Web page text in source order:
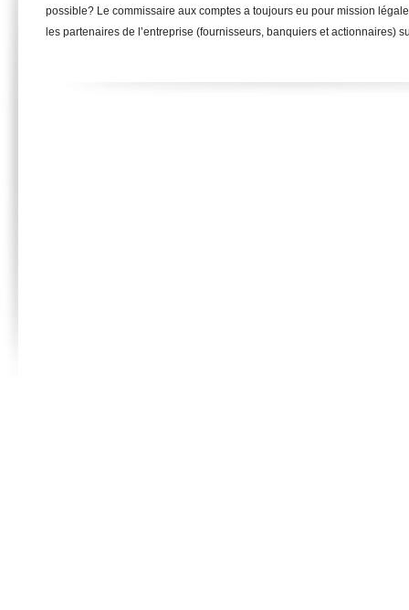
possible? Le commissaire aux comptes a toujours eu pour mission
les partenaires de l’entreprise (fournisseurs, banquiers et actionnaires)